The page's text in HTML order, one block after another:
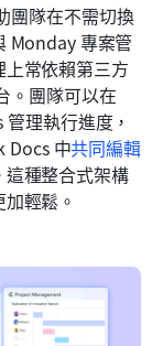
團隊在不需切換
Monday 專案管
常依賴第三方
。團隊可以在
管理執行進度，
Docs 中共同編輯
種整合式架構
輕鬆。